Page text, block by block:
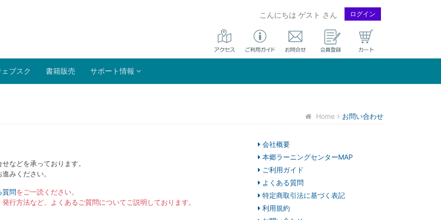
こんにちは ゲスト さん ログイン
ブスク 書籍販売 サポート情報
Home お問い合わせ
などを承っております。
みください。
質問をご一読ください。
行方法など、よくあるご質問についてご説明しております。
会社概要
本郷ラーニングセンターMAP
ご利用ガイド
よくある質問
特定商取引法に基づく表記
利用規約